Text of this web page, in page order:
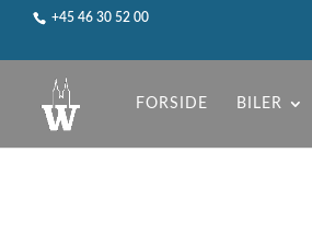
+45 46 30 52 00
FORSIDE BILER